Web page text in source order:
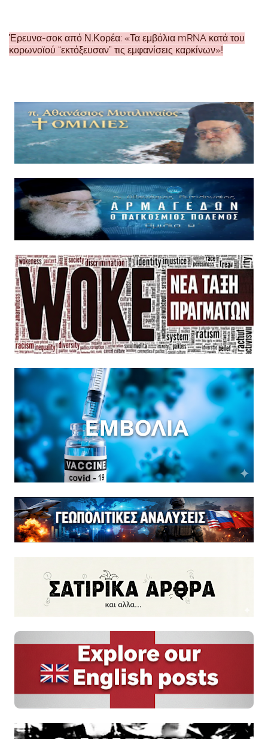
Έρευνα-σοκ από Ν.Κορέα: «Τα εμβόλια mRNA κατά του
κορωνοϊού “εκτόξευσαν” τις εμφανίσεις καρκίνων»!